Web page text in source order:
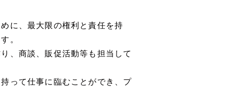
に、最大限の権利と責任を持
。
、商談、販促活動等も担当して
って仕事に臨むことができ、プ